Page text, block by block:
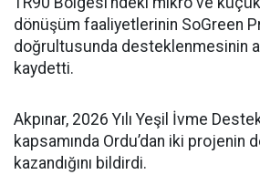
dönüşüm faaliyetlerinin SoGreen
doğrultusunda desteklenmesinin
kaydetti.
Akpınar, 2026 Yılı Yeşil İvme
kapsamında Ordu’dan iki projenin
kazandığını bildirdi.